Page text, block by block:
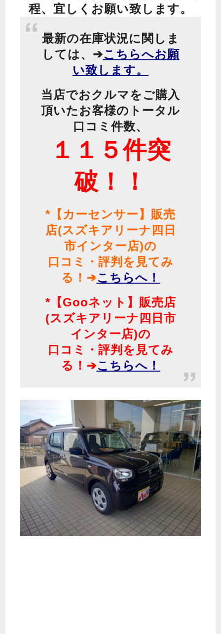
程、宜しくお願い致します。
最新の在庫状況に関しま
しては、➔こちらへお願
い致します。
当店でおクルマをご購入
頂いたお客様のトータル
口コミ件数、
１１５件突
破！！
*【カーセンサー】販売
店(スズキアリーナ四日
市インター店)の
口コミ・評判を見てみ
る！➔こちらへ！
*【Gooネット】販売店
(スズキアリーナ四日市
インター店)の
口コミ・評判を見てみ
る！➔こちらへ！